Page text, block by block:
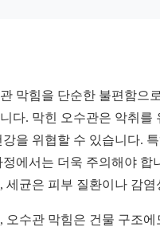
막힘을 단순한 불편함으
다. 막힌 오수관은 악취를
강을 위협할 수 있습니다.
정에서는 더욱 주의해야 합
세균은 피부 질환이나 감
오수관 막힘은 건물 구조